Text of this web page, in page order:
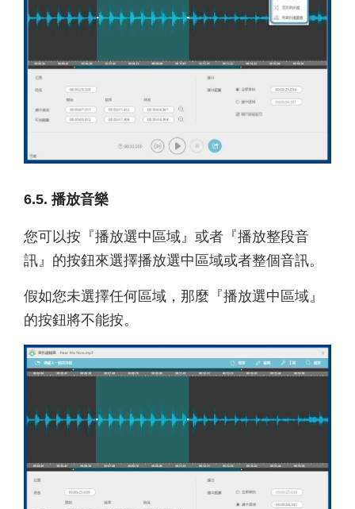
6.5. 播放音樂
您可以按『播放選中區域』或者『播放整段音
訊』的按鈕來選擇播放選中區域或者整個音訊。
假如您未選擇任何區域，那麼『播放選中區域』
的按鈕將不能按。